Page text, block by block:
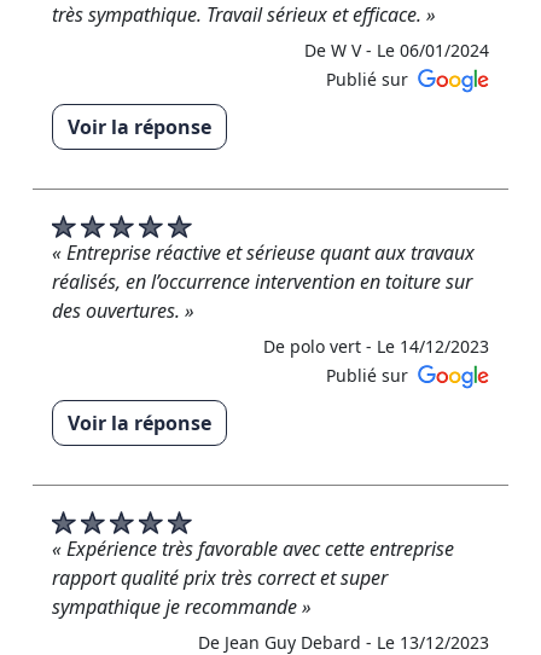
très sympathique. Travail sérieux et efficace. »
De W V - Le 06/01/2024
Publié sur
Voir la réponse
« Entreprise réactive et sérieuse quant aux travaux
réalisés, en l’occurrence intervention en toiture sur
des ouvertures. »
De polo vert - Le 14/12/2023
Publié sur
Voir la réponse
« Expérience très favorable avec cette entreprise
rapport qualité prix très correct et super
sympathique je recommande »
De Jean Guy Debard - Le 13/12/2023